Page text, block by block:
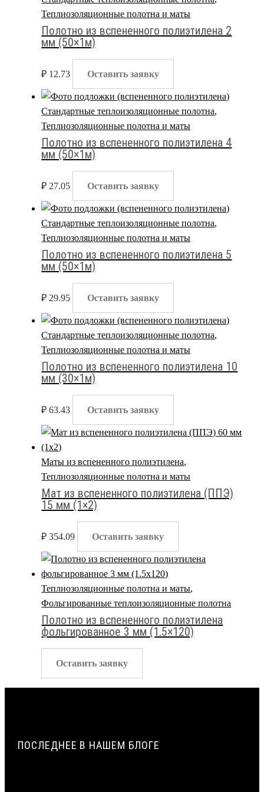
Теплиозоляционные полотна и маты
Полотно из вспененного полиэтилена 2
мм (50×1м)
₽ 12.73 Оставить заявку
Стандартные теплоизоляционные полотна,
Теплиозоляционные полотна и маты
Полотно из вспененного полиэтилена 4
мм (50×1м)
₽ 27.05 Оставить заявку
Стандартные теплоизоляционные полотна,
Теплиозоляционные полотна и маты
Полотно из вспененного полиэтилена 5
мм (50×1м)
₽ 29.95 Оставить заявку
Стандартные теплоизоляционные полотна,
Теплиозоляционные полотна и маты
Полотно из вспененного полиэтилена 10
мм (30×1м)
₽ 63.43 Оставить заявку
Маты из вспененного полиэтилена,
Теплиозоляционные полотна и маты
Мат из вспененного полиэтилена (ППЭ)
15 мм (1×2)
₽ 354.09 Оставить заявку
Теплиозоляционные полотна и маты,
Фольгированные теплоизоляционные полотна
Полотно из вспененного полиэтилена
фольгированное 3 мм (1.5×120)
Оставить заявку
ПОСЛЕДНЕЕ В НАШЕМ БЛОГЕ